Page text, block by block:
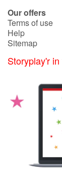
Documentaries
At school
Festivals and
Love and
Our offers
Terms of use
Help
Sitemap
Storyplay'r